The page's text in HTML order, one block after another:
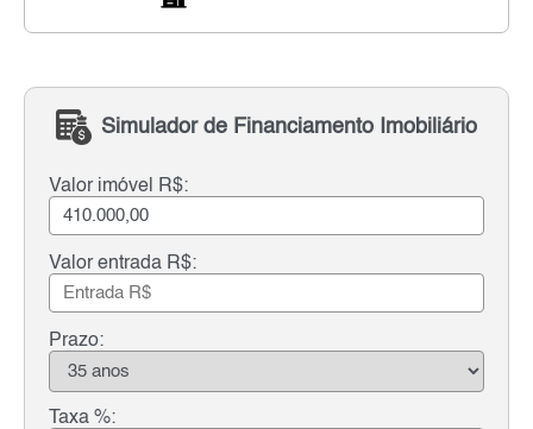
Simulador de Financiamento Imobiliário
Valor imóvel R$:
Valor entrada R$:
Prazo:
Taxa %: